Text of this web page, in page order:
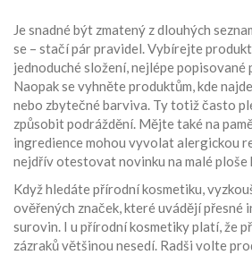
Je snadné být zmatený z dlouhých
se – stačí pár pravidel. Vybírejte
jednoduché složení, nejlépe popisované
Naopak se vyhněte produktům, kde
nebo zbytečné barviva. Ty totiž často
způsobit podráždění. Mějte také na
ingredience mohou vyvolat alergickou
nejdřív otestovat novinku na malé ploše
Když hledáte přírodní kosmetiku,
ověřených značek, které uvádějí přesné
surovin. I u přírodní kosmetiky platí, že
zázraků většinou nesedí. Radši volte